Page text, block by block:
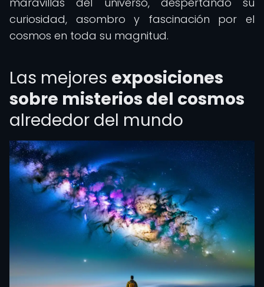
curiosidad, asombro y fascinación por el
cosmos en toda su magnitud.
Las mejores exposiciones
sobre misterios del cosmos
alrededor del mundo